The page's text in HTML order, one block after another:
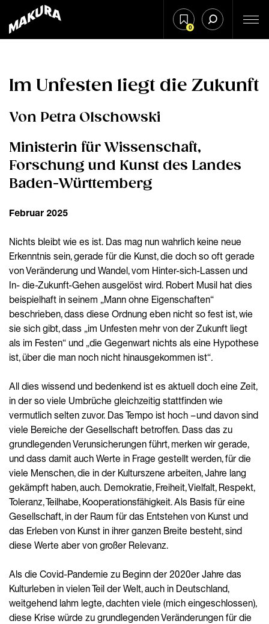
0
Im Unfesten liegt die Zukunft
Von Petra Olschowski
Ministerin für Wissenschaft,
Forschung und Kunst des Landes
Baden-Württemberg
Februar 2025
Nichts bleibt wie es ist. Das mag nun wahrlich keine neue
Erkenntnis sein, gerade für die Kunst, die doch so oft gerade
von Veränderung und Wandel, vom Hinter-sich-Lassen und
In- die-Zukunft-Gehen ausgelöst wird. Robert Musil hat dies
beispielhaft in seinem „Mann ohne Eigenschaften“
beschrieben, dass diese Ordnung eben nicht so fest ist, wie
sie sich gibt, dass „im Unfesten mehr von der Zukunft liegt
als im Festen“ und „die Gegenwart nichts als eine Hypothese
ist, über die man noch nicht hinausgekommen ist“.
All dies wissend und bedenkend ist es aktuell doch eine Zeit,
in der so viele Umbrüche gleichzeitig stattfinden wie
vermutlich selten zuvor. Das Tempo ist hoch – und davon sind
viele Bereiche der Gesellschaft betroffen. Dass das zu
grundlegenden Verunsicherungen führt, merken wir gerade,
und dass damit auch Werte in Frage gestellt werden, für die
viele Menschen, die in der Kulturszene arbeiten, Jahre lang
gekämpft haben, auch. Demokratie, Freiheit, Vielfalt, Respekt,
Toleranz, Teilhabe, Kooperationsfähigkeit. Als Basis für eine
Gesellschaft, in der Raum für das Entstehen von Kunst und
das Erleben von Kunst in ihrer ganzen Breite besteht, sind
diese Werte aber von großer Relevanz.
Als die Covid-Pandemie zu Beginn der 2020er Jahre das
Kulturleben in vielen Teil der Welt, auch in Deutschland,
weitgehend lahm legte, dachten viele (mich eingeschlossen),
diese Krise würde zu grundlegenden Veränderungen für die